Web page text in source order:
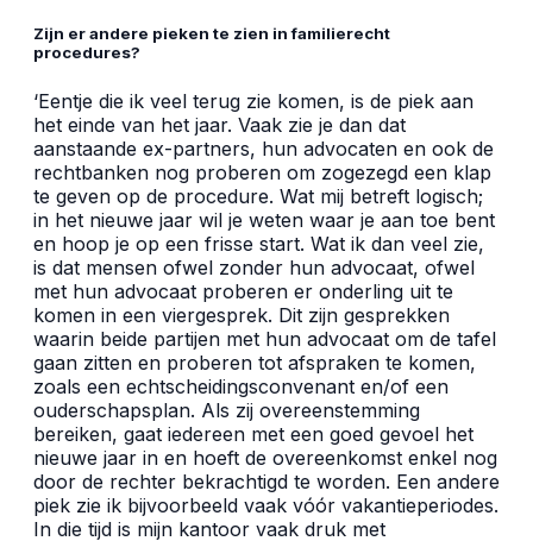
Zijn er andere pieken te zien in familierecht
procedures?
‘Eentje die ik veel terug zie komen, is de piek aan
het einde van het jaar. Vaak zie je dan dat
aanstaande ex-partners, hun advocaten en ook de
rechtbanken nog proberen om zogezegd een klap
te geven op de procedure. Wat mij betreft logisch;
in het nieuwe jaar wil je weten waar je aan toe bent
en hoop je op een frisse start. Wat ik dan veel zie,
is dat mensen ofwel zonder hun advocaat, ofwel
met hun advocaat proberen er onderling uit te
komen in een viergesprek. Dit zijn gesprekken
waarin beide partijen met hun advocaat om de tafel
gaan zitten en proberen tot afspraken te komen,
zoals een echtscheidingsconvenant en/of een
ouderschapsplan. Als zij overeenstemming
bereiken, gaat iedereen met een goed gevoel het
nieuwe jaar in en hoeft de overeenkomst enkel nog
door de rechter bekrachtigd te worden. Een andere
piek zie ik bijvoorbeeld vaak vóór vakantieperiodes.
In die tijd is mijn kantoor vaak druk met